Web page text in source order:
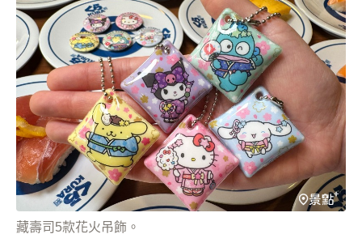
藏壽司5款花火吊飾。